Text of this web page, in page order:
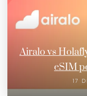
Airalo vs
eSIM
17